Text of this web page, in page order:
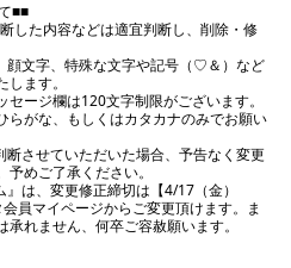
■■
した内容などは適宜判断し、削除・修
文字、特殊な文字や記号（♡＆）など
ます。
ージ欄は120文字制限がございます。
がな、もしくはカタカナのみでお願い
させていただいた場合、予告なく変更
めご了承ください。
は、変更修正締切は【4/17（金）
員マイページからご変更頂けます。ま
れません、何卒ご容赦願います。